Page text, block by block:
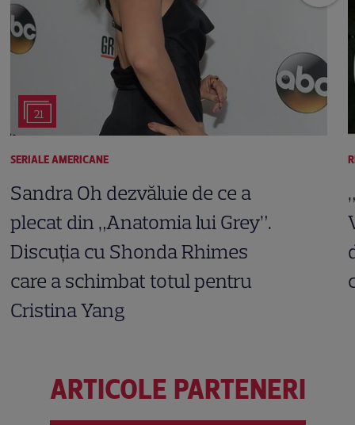
21
SERIALE AMERICANE
Sandra Oh dezvăluie de ce a
plecat din „Anatomia lui Grey”.
Discuția cu Shonda Rhimes
care a schimbat totul pentru
Cristina Yang
ARTICOLE PARTENERI